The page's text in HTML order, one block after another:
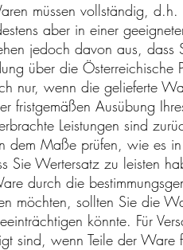
müssen vollständig,
aber in einer
jedoch davon aus,
über die
nur, wenn die gelieferte
fristgemäßen Ausübung
Leistungen sind
dem Maße prüfen, wie es
Sie Wertersatz zu leisten
durch die
möchten, sollten Sie die
könnte. Für
sind, wenn Teile der Ware